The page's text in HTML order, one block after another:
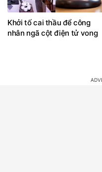
Khởi tố cai thầu để công
nhân ngã cột điện tử vong